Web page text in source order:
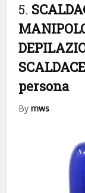
5.
persona
Bymws